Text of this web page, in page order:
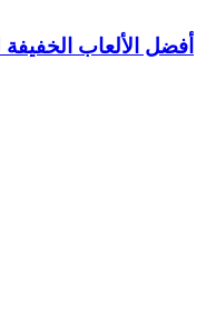
أفضل الألعاب